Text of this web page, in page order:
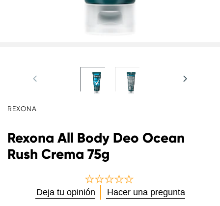
REXONA
Rexona All Body Deo Ocean
Rush Crema 75g
No
se
Deja tu opinión Hacer una pregunta